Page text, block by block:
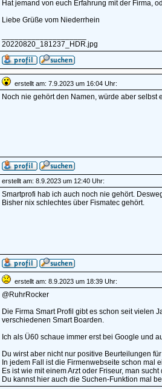
Hat jemand von euch Erfahrung mit der Firma,
Liebe Grüße vom Niederrhein
20220820_181237_HDR.jpg
erstellt am: 7.9.2023 um 16:04 Uhr:
Noch nie gehört den Namen, würde aber
erstellt am: 8.9.2023 um 12:40 Uhr:
Smartprofi hab ich auch noch nie gehört.
Bisher nix schlechtes über Fismatec gehört.
erstellt am: 8.9.2023 um 18:39 Uhr:
@RuhrRocker
Die Firma Smart Profil gibt es schon seit vielen
verschiedenen Smart Boarden.
Ich als Ü60 schaue immer erst bei Google und
Du wirst aber nicht nur positive Beurteilungen
In jedem Fall ist die Firmenwebseite schon mal
Es ist wie mit einem Arzt oder Friseur, man
Du kannst hier auch die Suchen-Funktion mal